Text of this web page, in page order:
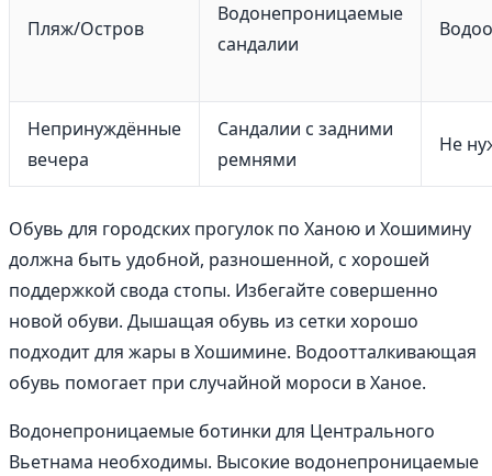
Пляж/Остров
Водонепроницаемые
сандалии
Непринуждённые
вечера
Сандалии с задними
ремнями
Не
Обувь для городских прогулок по Ханою и Хошимину
должна быть удобной, разношенной, с хорошей
поддержкой свода стопы. Избегайте совершенно
новой обуви. Дышащая обувь из сетки хорошо
подходит для жары в Хошимине. Водоотталкивающая
обувь помогает при случайной мороси в Ханое.
Водонепроницаемые ботинки для Центрального
Вьетнама необходимы. Высокие водонепроницаемые